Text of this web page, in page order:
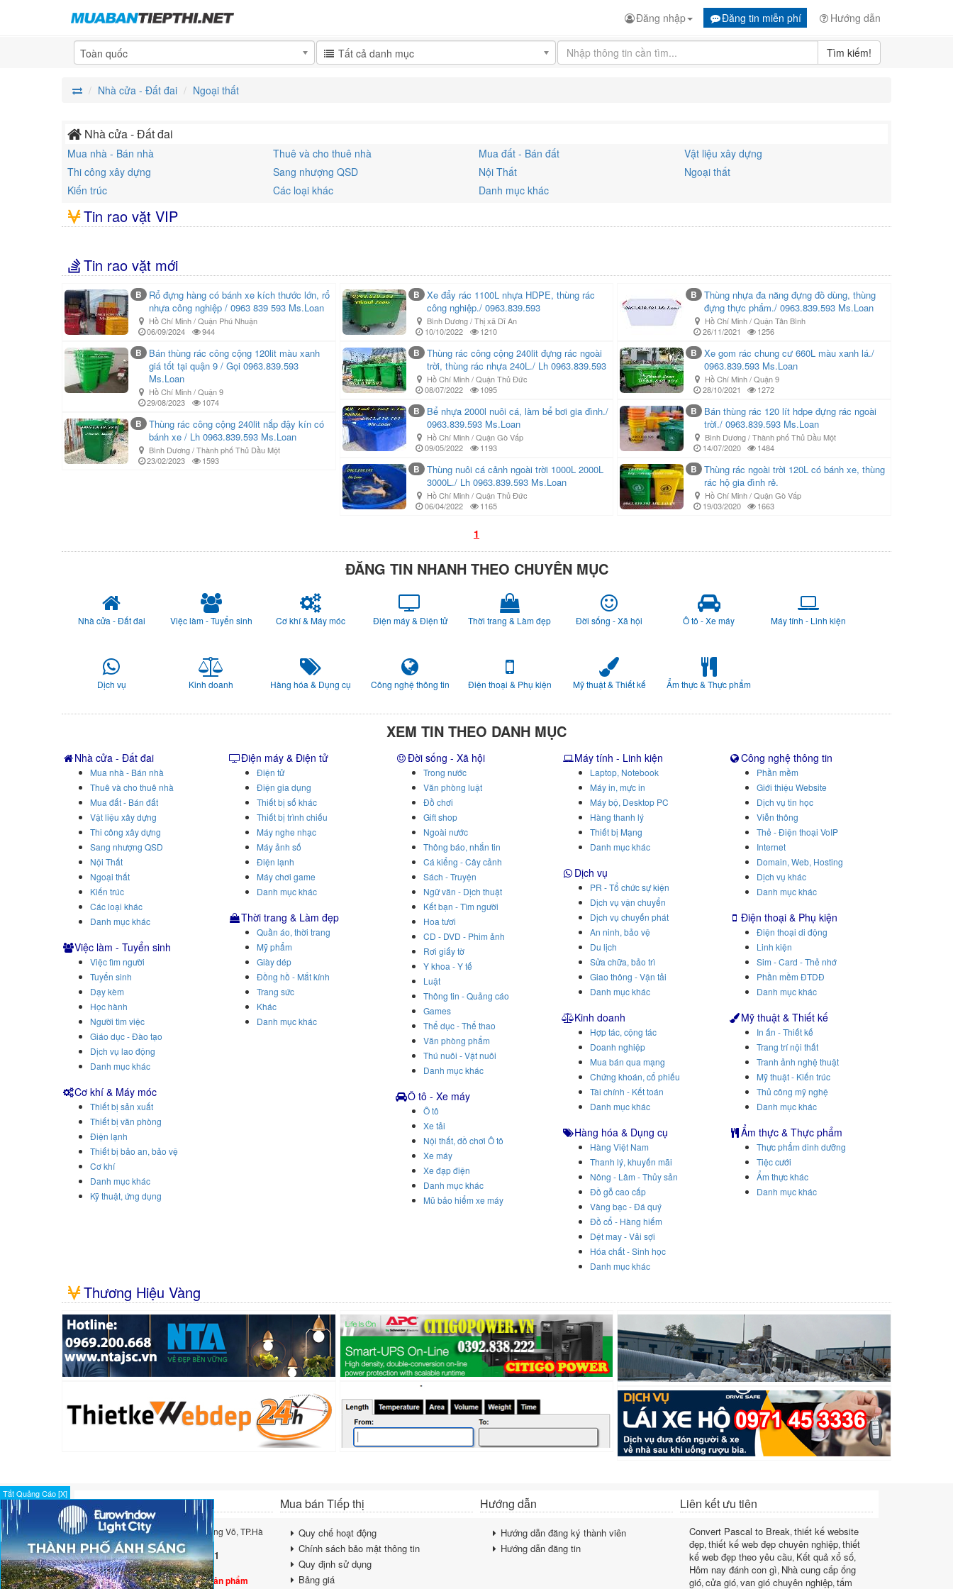
Đăng tin miễn phí Hướng dẫn
Đăng nhập
Toàn quốc Tất cả danh mục Tìm kiếm!
Nhà cửa - Đất đai Ngoại thất
Nhà cửa - Đất đai
Mua nhà - Bán nhà Thuê và cho thuê nhà Mua đất - Bán đất
Vật liệu xây dựng
Thi công xây dựng
Sang nhượng QSD Nội Thất
Ngoại thất
Kiến trúc
Các loại khác Danh mục khác
Tin rao vặt VIP
Tin rao vặt mới
B
Rổ đựng hàng có bánh xe kích thước lớn, rổ
nhựa công nghiệp / 0963 839 593 Ms.Loan
Hồ Chí Minh / Quận Phú Nhuận
06/09/2024
944
B
Bán thùng rác công cộng 120lit màu xanh
giá tốt tại quận 9 / Gọi 0963.839.593
Ms.Loan
Hồ Chí Minh / Quận 9
29/08/2023
1074
B
Thùng rác công cộng 240lit nắp đậy kín có
bánh xe / Lh 0963.839.593 Ms.Loan
Bình Dương / Thành phố Thủ Dầu Một
23/02/2023
1593
B
Xe đẩy rác 1100L nhựa HDPE, thùng rác
công nghiệp./ 0963.839.593
Bình Dương / Thị xã Dĩ An
10/10/2022
1210
B
Thùng rác công cộng 240lit đựng rác ngoài
trời, thùng rác nhựa 240L./ Lh 0963.839.593
Hồ Chí Minh / Quận Thủ Đức
08/07/2022
1095
B
Bể nhựa 2000l nuôi cá, làm bể bơi gia đình./
0963.839.593 Ms.Loan
Hồ Chí Minh / Quận Gò Vấp
09/05/2022
1193
B
Thùng nuôi cá cảnh ngoài trời 1000L 2000L
3000L./ Lh 0963.839.593 Ms.Loan
Hồ Chí Minh / Quận Thủ Đức
06/04/2022
1165
B
Thùng nhựa đa năng đựng đồ dùng, thùng
đựng thực phẩm./ 0963.839.593 Ms.Loan
Hồ Chí Minh / Quận Tân Bình
26/11/2021
1256
B
Xe gom rác chung cư 660L màu xanh lá./
0963.839.593 Ms.Loan
Hồ Chí Minh / Quận 9
28/10/2021
1272
B
Bán thùng rác 120 lít hdpe đựng rác ngoài
trời./ 0963.839.593 Ms.Loan
Bình Dương / Thành phố Thủ Dầu Một
14/07/2020
1484
B
Thùng rác ngoài trời 120L có bánh xe, thùng
rác hộ gia đình rẻ.
Hồ Chí Minh / Quận Gò Vấp
19/03/2020
1663
1
ĐĂNG TIN NHANH THEO CHUYÊN MỤC
Nhà cửa - Đất đai Việc làm - Tuyển sinh Cơ khí & Máy móc Điện máy & Điện tử Thời trang & Làm đẹp Đời sống - Xã hội Ô tô - Xe máy Máy tính - Linh kiện
Dịch vụ Kinh doanh Hàng hóa & Dụng cụ Công nghệ thông tin Điện thoại & Phụ kiện Mỹ thuật & Thiết kế Ẩm thực & Thực phẩm
XEM TIN THEO DANH MỤC
Nhà cửa - Đất đai
Mua nhà - Bán nhà
Thuê và cho thuê nhà
Mua đất - Bán đất
Vật liệu xây dựng
Thi công xây dựng
Sang nhượng QSD
Nội Thất
Ngoại thất
Kiến trúc
Các loại khác
Danh mục khác
Việc làm - Tuyển sinh
Việc tìm người
Tuyển sinh
Dạy kèm
Học hành
Người tìm việc
Giáo dục - Đào tạo
Dịch vụ lao động
Danh mục khác
Cơ khí & Máy móc
Thiết bị sản xuất
Thiết bị văn phòng
Điện lạnh
Thiết bị bảo an, bảo vệ
Cơ khí
Danh mục khác
Kỹ thuật, ứng dụng
Điện máy & Điện tử
Điện tử
Điện gia dụng
Thiết bị số khác
Thiết bị trình chiếu
Máy nghe nhạc
Máy ảnh số
Điện lạnh
Máy chơi game
Danh mục khác
Thời trang & Làm đẹp
Quần áo, thời trang
Mỹ phẩm
Giày dép
Đồng hồ - Mắt kính
Trang sức
Khác
Danh mục khác
Đời sống - Xã hội
Trong nước
Văn phòng luật
Đồ chơi
Gift shop
Ngoài nước
Thông báo, nhắn tin
Cá kiểng - Cây cảnh
Sách - Truyện
Ngữ văn - Dịch thuật
Kết bạn - Tìm người
Hoa tươi
CD - DVD - Phim ảnh
Rơi giấy tờ
Y khoa - Y tế
Luật
Thông tin - Quảng cáo
Games
Thể dục - Thể thao
Văn phòng phẩm
Thú nuôi - Vật nuôi
Danh mục khác
Ô tô - Xe máy
Ô tô
Xe tải
Nội thất, đồ chơi Ô tô
Xe máy
Xe đạp điện
Danh mục khác
Mũ bảo hiểm xe máy
Máy tính - Linh kiện
Laptop, Notebook
Máy in, mực in
Máy bộ, Desktop PC
Hàng thanh lý
Thiết bị Mạng
Danh mục khác
Dịch vụ
PR - Tổ chức sự kiện
Dịch vụ vận chuyển
Dịch vụ chuyến phát
An ninh, bảo vệ
Du lịch
Sửa chữa, bảo trì
Giao thông - Vận tải
Danh mục khác
Kinh doanh
Hợp tác, cộng tác
Doanh nghiệp
Mua bán qua mạng
Chứng khoán, cổ phiếu
Tài chính - Kết toán
Danh mục khác
Hàng hóa & Dụng cụ
Hàng Việt Nam
Thanh lý, khuyến mãi
Nông - Lâm - Thủy sản
Đồ gỗ cao cấp
Vàng bạc - Đá quý
Đồ cổ - Hàng hiếm
Dệt may - Vải sợi
Hóa chất - Sinh học
Danh mục khác
Công nghệ thông tin
Phần mềm
Giới thiệu Website
Dịch vụ tin học
Viễn thông
Thẻ - Điện thoại VoIP
Internet
Domain, Web, Hosting
Dịch vụ khác
Danh mục khác
Điện thoại & Phụ kiện
Điện thoại di động
Linh kiện
Sim - Card - Thẻ nhớ
Phần mềm ĐTDĐ
Danh mục khác
Mỹ thuật & Thiết kế
In ấn - Thiết kế
Trang trí nội thất
Tranh ảnh nghệ thuật
Mỹ thuật - Kiến trúc
Thủ công mỹ nghệ
Danh mục khác
Ẩm thực & Thực phẩm
Thực phẩm dinh dưỡng
Tiệc cưới
Ẩm thực khác
Danh mục khác
Thương Hiệu Vàng
Thông tin liên hệ Mua bán Tiếp thị Hướng dẫn Liên kết ưu tiên
Địa chỉ: 15-17 Ngọc Khánh, P. Giảng Võ, TP.Hà
Nội
Liên hệ Quảng Cáo:0968 581 751
Lưu ý:
Sàn không trực tiếp bán bất kỳ sản phẩm
Quy chế hoạt động
Chính sách bảo mật thông tin
Quy định sử dụng
Bảng giá
Hướng dẫn đăng ký thành viên
Hướng dẫn đăng tin
Convert Pascal to Break, thiết kế website
đẹp, thiết kế web đẹp chuyên nghiệp, thiết
kế web đẹp theo yêu cầu, Kết quả xổ số,
Hôm nay đánh con gì, Nhà cung cấp ống
gió, cửa gió, van gió chuyên nghiệp, tấm
Tắt Quảng Cáo [X]